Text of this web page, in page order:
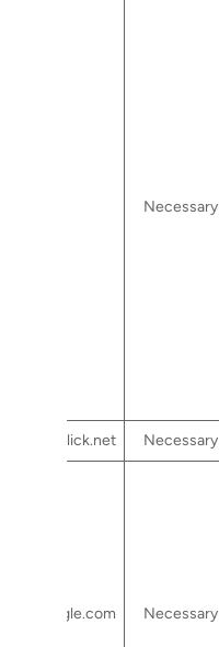
Necessary
Necessary
doubleclick.net
Necessary
google.com